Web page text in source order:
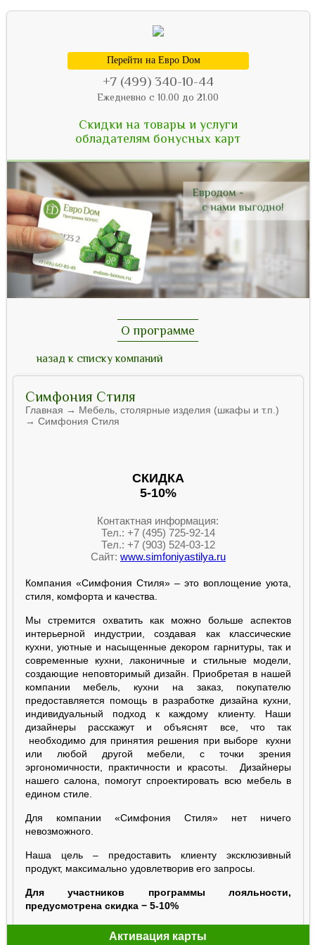
Перейти на Евро Dом
+7 (499) 340-10-44
Ежедневно с 10.00 до 21.00
Скидки на товары и услуги
обладателям бонусных карт
О программе
назад к списку компаний
Симфония Стиля
Главная → Мебель, столярные изделия (шкафы и т.п.)
→ Симфония Стиля
СКИДКА
5-10%
Контактная информация:
Тел.: +7 (495) 725-92-14
Тел.: +7 (903) 524-03-12
Сайт: www.simfoniyastilya.ru
Компания «Симфония Стиля» – это воплощение уюта,
стиля, комфорта и качества.
Мы стремится охватить как можно больше аспектов
интерьерной индустрии, создавая как классические
кухни, уютные и насыщенные декором гарнитуры, так и
современные кухни, лаконичные и стильные модели,
создающие неповторимый дизайн. Приобретая в нашей
компании мебель, кухни на заказ, покупателю
предоставляется помощь в разработке дизайна кухни,
индивидуальный подход к каждому клиенту. Наши
дизайнеры расскажут и объяснят все, что так
необходимо для принятия решения при выборе кухни
или любой другой мебели, с точки зрения
эргономичности, практичности и красоты. Дизайнеры
нашего салона, помогут спроектировать всю мебель в
едином стиле.
Для компании «Симфония Стиля» нет ничего
невозможного.
Наша цель – предоставить клиенту эксклюзивный
продукт, максимально удовлетворив его запросы.
Для участников программы лояльности,
предусмотрена скидка − 5-10%
Активация карты